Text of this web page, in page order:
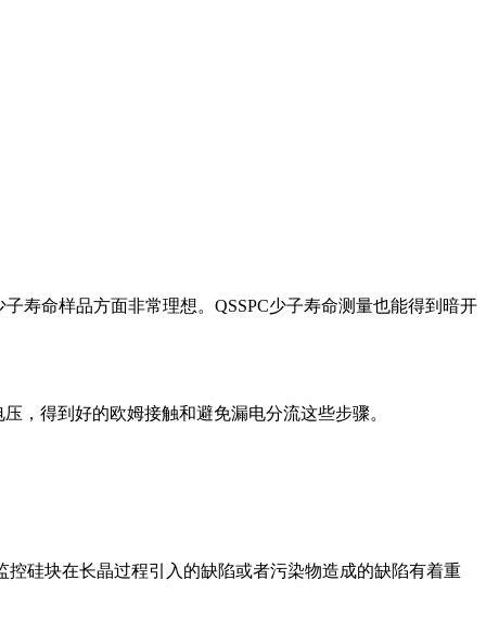
寿命样品方面非常理想。QSSPC少子寿命测量也能得到暗开
，得到好的欧姆接触和避免漏电分流这些步骤。
硅块在长晶过程引入的缺陷或者污染物造成的缺陷有着重